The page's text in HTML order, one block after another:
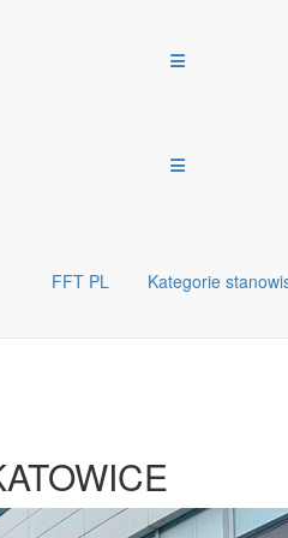
FFT PL Kategorie
niemieckiego koncernu
linii produkcyjnych. Nasza firma
W Polsce jesteśmy od roku
na współpracę z
rynku koncerny samochodowe,
jak Bosch, Allgaier, Linde,